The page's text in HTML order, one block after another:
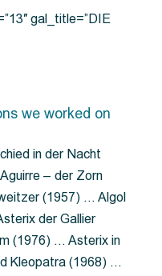
gal_title=”DIE
we worked on
in der Nacht
– der Zorn
(1957) … Algol
der Gallier
(1976) … Asterix in
Kleopatra (1968) …